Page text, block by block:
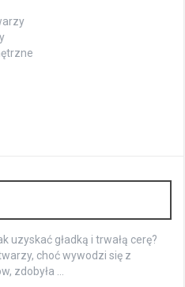
uzyskać gładką i trwałą cerę?
choć wywodzi się z
zdobyła …